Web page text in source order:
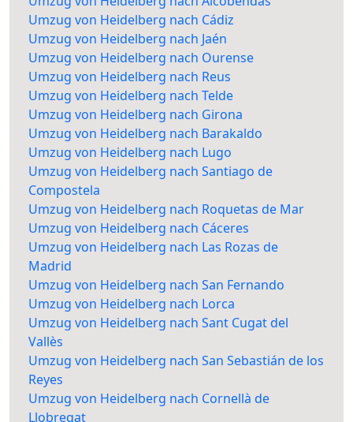
Umzug von Heidelberg nach Cádiz
Umzug von Heidelberg nach Jaén
Umzug von Heidelberg nach Ourense
Umzug von Heidelberg nach Reus
Umzug von Heidelberg nach Telde
Umzug von Heidelberg nach Girona
Umzug von Heidelberg nach Barakaldo
Umzug von Heidelberg nach Lugo
Umzug von Heidelberg nach Santiago de
Compostela
Umzug von Heidelberg nach Roquetas de Mar
Umzug von Heidelberg nach Cáceres
Umzug von Heidelberg nach Las Rozas de
Madrid
Umzug von Heidelberg nach San Fernando
Umzug von Heidelberg nach Lorca
Umzug von Heidelberg nach Sant Cugat del
Vallès
Umzug von Heidelberg nach San Sebastián de los
Reyes
Umzug von Heidelberg nach Cornellà de
Llobregat